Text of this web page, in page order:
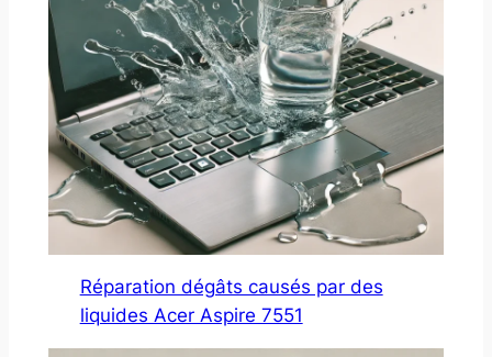
Réparation dégâts causés par des
liquides Acer Aspire 7551